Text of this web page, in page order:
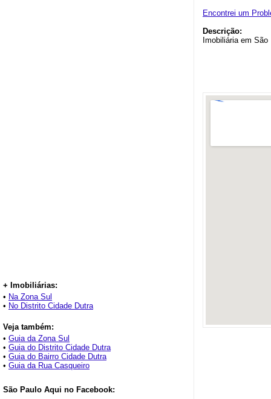
+ Imobiliárias:
• Na Zona Sul
• No Distrito Cidade Dutra
Veja também:
• Guia da Zona Sul
• Guia do Distrito Cidade Dutra
• Guia do Bairro Cidade Dutra
• Guia da Rua Casqueiro
São Paulo Aqui no Facebook:
Encontrei um
Descrição:
Imobiliária em São